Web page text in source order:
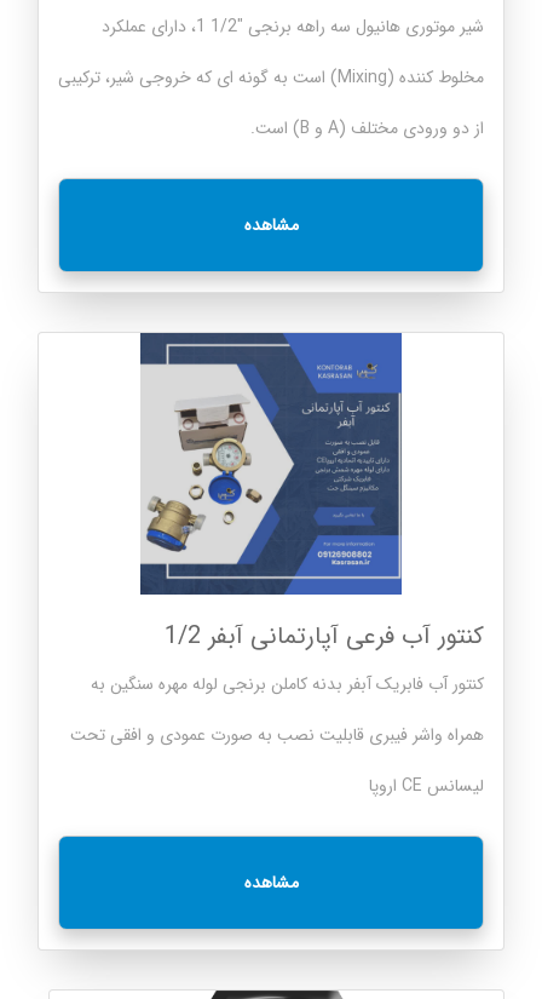
شیر موتوری هانیول سه راهه برنجی "1/2 1، دارای عملکرد
مخلوط کننده (Mixing) است به گونه ای که خروجی شیر، ترکیبی
از دو ورودی مختلف (A و B) است.
مشاهده
کنتور آب فرعی آپارتمانی آبفر 1/2
کنتور آب فابریک آبفر بدنه کاملن برنجی لوله مهره سنگین به
همراه واشر فیبری قابلیت نصب به صورت عمودی و افقی تحت
لیسانس CE اروپا
مشاهده